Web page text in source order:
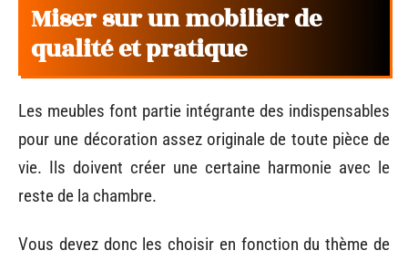
Miser sur un mobilier de
qualité et pratique
Les meubles font partie intégrante des indispensables
pour une décoration assez originale de toute pièce de
vie. Ils doivent créer une certaine harmonie avec le
reste de la chambre.
Vous devez donc les choisir en fonction du thème de